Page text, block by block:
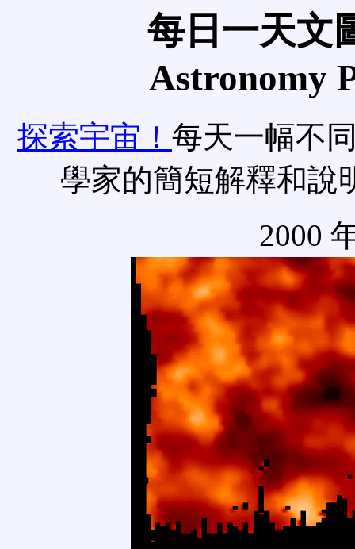
每日一天文
Astronomy
探索宇宙！ 每天一幅不
學家的簡短解釋和說
2000